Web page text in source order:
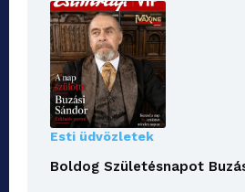
Esti üdvözletek
Boldog Születésnapot